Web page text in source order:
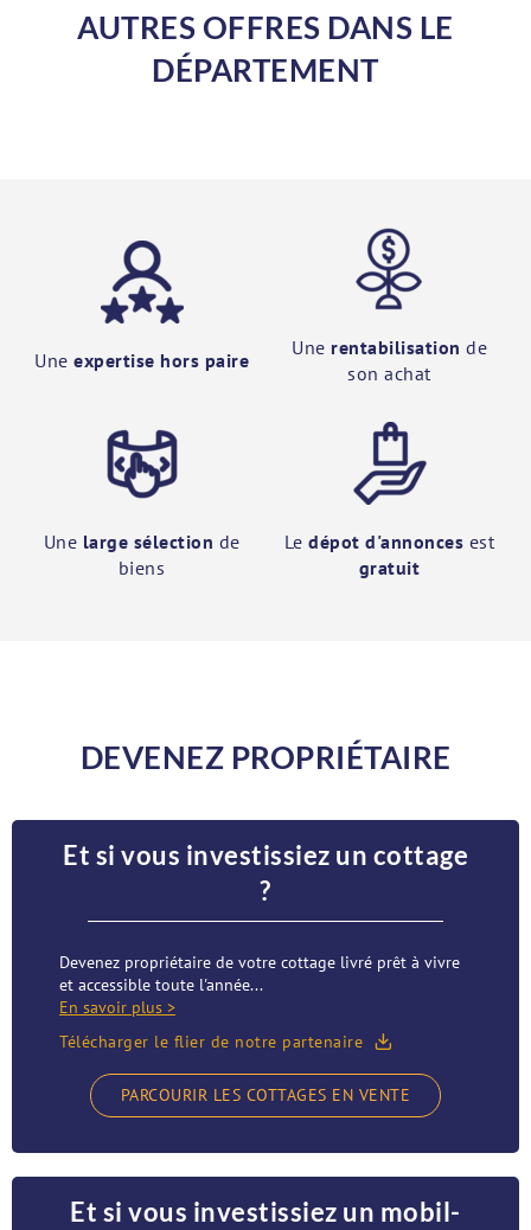
AUTRES OFFRES DANS LE
DÉPARTEMENT
Une expertise hors paire
Une rentabilisation de
son achat
Une large sélection de
biens
Ledépot d'annonces est
gratuit
DEVENEZ PROPRIÉTAIRE
Et si vous investissiez un cottage
?
Devenez propriétaire de votre cottage livré prêt à vivre
et accessible toute l'année...
En savoir plus >
Télécharger le flier de notre partenaire
PARCOURIR LES COTTAGES EN VENTE
Et si vous investissiez un mobil-